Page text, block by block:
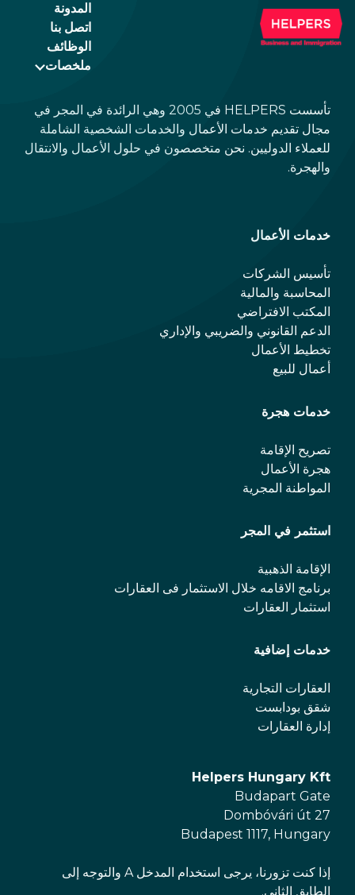
المدونة
اتصل بنا
الوظائف
ملخصات
تأسست HELPERS في 2005 وهي الرائدة في المجر في
مجال تقديم خدمات الأعمال والخدمات الشخصية الشاملة
للعملاء الدوليين. نحن متخصصون في حلول الأعمال والانتقال
والهجرة.
خدمات الأعمال
تأسيس الشركات
المحاسبة والمالية
المكتب الافتراضي
الدعم القانوني والضريبي والإداري
تخطيط الأعمال
أعمال للبيع
خدمات هجرة
تصريح الإقامة
هجرة الأعمال
المواطنة المجرية
استثمر في المجر
الإقامة الذهبية
برنامج الاقامه خلال الاستثمار فی العقارات
استثمار العقارات
خدمات إضافية
العقارات التجارية
شقق بودابست
إدارة العقارات
Helpers Hungary Kft
Budapart Gate
Dombóvári út 27
Budapest 1117, Hungary
إذا كنت تزورنا، يرجى استخدام المدخل A والتوجه إلى
الطابق الثاني.